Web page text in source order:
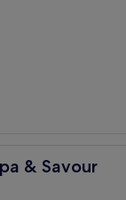
& Savour